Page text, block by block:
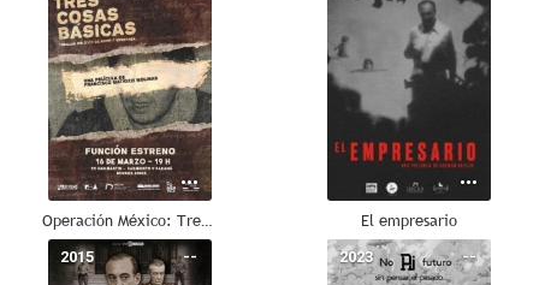
Operación México: Tres cosas básicas El empresario
--
2015 --
2023